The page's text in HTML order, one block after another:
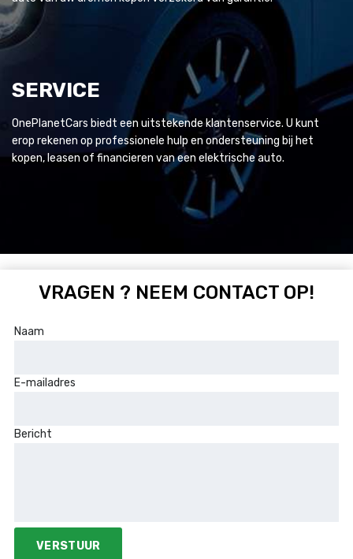
SERVICE
OnePlanetCars biedt een uitstekende klantenservice. U kunt
erop rekenen op professionele hulp en ondersteuning bij het
kopen, leasen of financieren van een elektrische auto.
VRAGEN ? NEEM CONTACT OP!
Naam
E-mailadres
Bericht